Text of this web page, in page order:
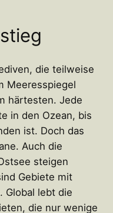
die teilweise
Meeresspiegel
härtesten. Jede
in den Ozean, bis
ist. Doch das
Auch die
steigen
Gebiete mit
Global lebt die
die nur wenige